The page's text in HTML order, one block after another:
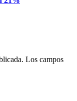
Los campos